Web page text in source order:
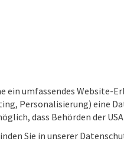
ein umfassendes Website-
Personalisierung) eine
dass Behörden der
Sie in unserer